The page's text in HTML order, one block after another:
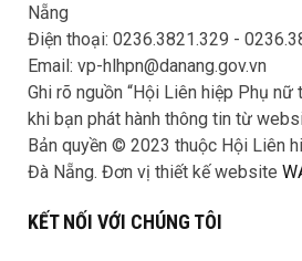
Nẵng
Điện thoại: 0236.3821.329 -
Email: vp-hlhpn@danang.gov.vn
Ghi rõ nguồn “Hội Liên hiệp Phụ nữ
khi bạn phát hành thông tin từ
Bản quyền © 2023 thuộc Hội Liên
Đà Nẵng. Đơn vị thiết kế website
KẾT NỐI VỚI CHÚNG TÔI